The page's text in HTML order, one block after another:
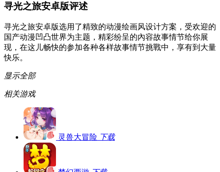
寻光之旅安卓版评述
寻光之旅安卓版选用了精致的动漫绘画风设计方案，受欢迎的
国产动漫凹凸世界为主题，精彩纷呈的內容故事情节给你展
现，在这儿畅快的参加各种各样故事情节挑戰中，享有到大量
快乐。
显示全部
相关游戏
灵兽大冒险 下载